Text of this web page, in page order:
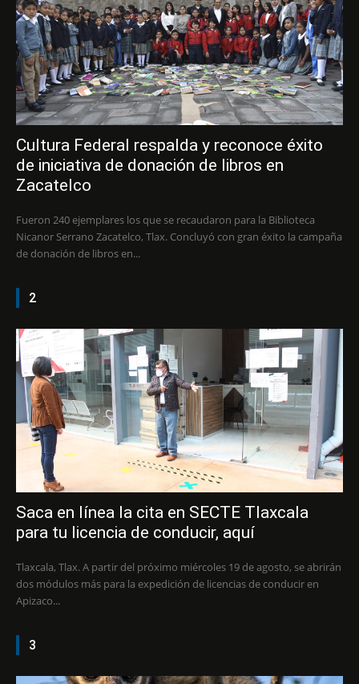
Cultura Federal respalda y reconoce éxito
de iniciativa de donación de libros en
Zacatelco
Fueron 240 ejemplares los que se recaudaron para la Biblioteca
Nicanor Serrano Zacatelco, Tlax. Concluyó con gran éxito la campaña
de donación de libros en...
2
Saca en línea la cita en SECTE Tlaxcala
para tu licencia de conducir, aquí
Tlaxcala, Tlax. A partir del próximo miércoles 19 de agosto, se abrirán
dos módulos más para la expedición de licencias de conducir en
Apizaco...
3